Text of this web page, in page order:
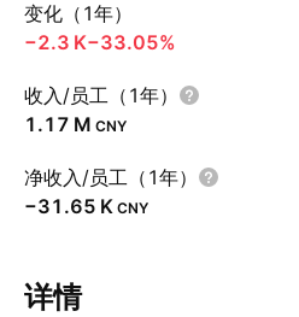
变化（1年）
‪−2.3 K‬−33.05%
收入/员工（1年）
‪1.17 M‬ CNY
净收入/员工（1年）
‪−31.65 K‬ CNY
详情